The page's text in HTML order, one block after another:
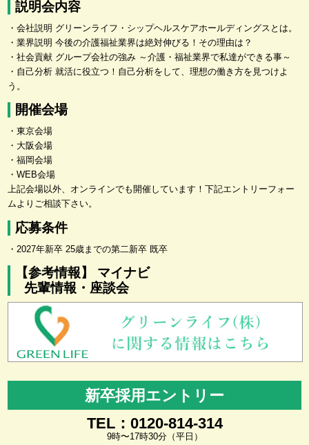
説明会内容
・会社説明 グリーンライフ・シップヘルスケアホールディングスとは。
・業界説明 今後の介護福祉業界は絶対伸びる！その理由は？
・社会貢献 グループ会社の強み ～介護・福祉業界で私達ができる事～
・自己分析 就活に役立つ！自己分析をして、理想の働き方を見つけよ
う。
開催会場
・東京会場
・大阪会場
・福岡会場
・WEB会場
上記会場以外、オンラインでも開催しています！下記エントリーフォー
ムよりご相談下さい。
応募条件
・2027年新卒 25歳までの第二新卒 既卒
【参考情報】 マイナビ
先輩情報・座談会
新卒採用エントリー
TEL：0120-814-314
9時〜17時30分（平日）